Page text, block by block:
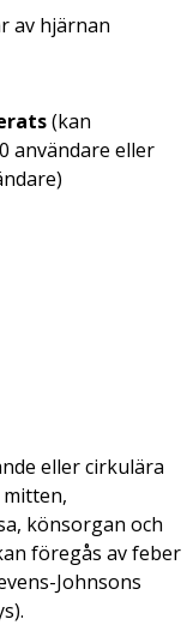
av hjärnan
(kan
användare eller
eller cirkulära
könsorgan och
föregås av feber
Johnsons
).